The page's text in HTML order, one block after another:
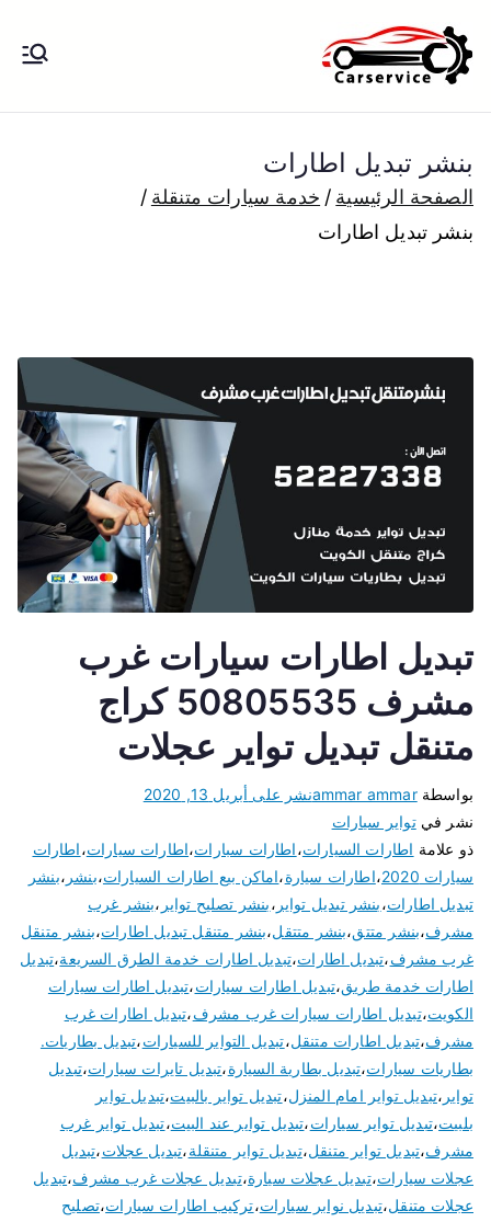
إلى
المحتوى
الكويت
بنشر متنقل الكويت كهرباء وبنشر تبديل
بارخص الاسعار
بنشر تبديل اطارات
الصفحة الرئيسية
خدمة سيارات متنقلة
بنشر تبديل اطارات
تبديل اطارات سيارات غرب
مشرف 50805535 كراج
متنقل تبديل تواير عجلات
بواسطةammar ammarنشر على أبريل 13, 2020
نشر فيتواير سيارات
ذو علامة اطارات السيارات،اطارات سبارات،اطارات سيارات،اطارات
سيارات 2020
،اطارات سيارة،اماكن بيع اطارات السيارات،بنشر ،بنشر
تبديل اطارات،بنشر تبديل تواير ،بنشر تصليح تواير ،بنشر غرب
مشرف،بنشر متتق،بنشر متتقل،بنشر متنقل تبديل اطارات،بنشر متنقل
غرب مشرف،تبديل اطارات،تبديل اطارات خدمة الطرق السريعة،تبديل
اطارات خدمة طريق،تبديل اطارات سيارات،تبديل اطارات سيارات
الكويت،تبديل اطارات سيارات غرب مشرف،تبديل اطارات غرب
مشرف،تبديل اطارات متنقل،تبديل التواير للسيارات،تبديل بطاريات.
بطاريات سيارات،تبديل بطارية السيارة،تبديل تايرات سيارات،تبديل
تواير ،تبديل تواير امام المنزل،تبديل تواير بالبيت،تبديل تواير
بلبيت،تبديل تواير سيارات،تبديل تواير عند البيت،تبديل تواير غرب
مشرف،تبديل تواير متنقل،تبديل تواير متنقلة،تبديل عجلات،تبديل
عجلات سيارات،تبديل عجلات سيارة،تبديل عجلات غرب مشرف،تبديل
عجلات متنقل،تبديل نوابر سيارات،تركيب اطارات سيارات،تصليح